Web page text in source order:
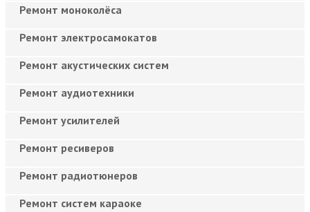
Ремонт моноколёса
Ремонт электросамокатов
Ремонт акустических систем
Ремонт аудиотехники
Ремонт усилителей
Ремонт ресиверов
Ремонт радиотюнеров
Ремонт систем караоке